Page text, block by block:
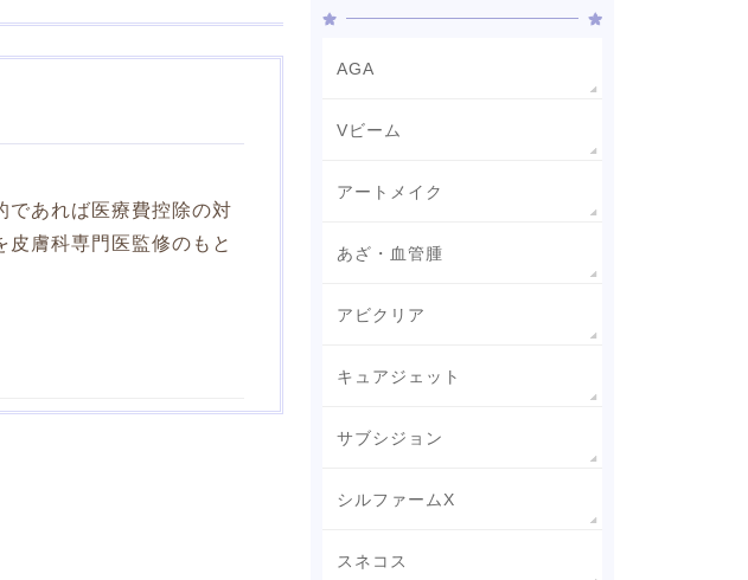
であれば医療費控除の対
膚科専門医監修のもと
AGA
Vビーム
アートメイク
あざ・血管腫
アビクリア
キュアジェット
サブシジョン
シルファームX
スネコス